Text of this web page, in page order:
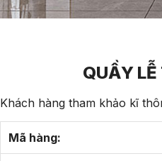
QUẦY
Khách hàng tham khảo kĩ
Mã hàng: